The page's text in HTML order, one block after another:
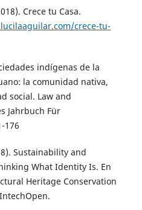
Crece tu Casa.
crece-tu-
indígenas de la
la comunidad nativa,
social. Law and
Jahrbuch Für
176
Sustainability and
What Identity Is. En
Heritage Conservation